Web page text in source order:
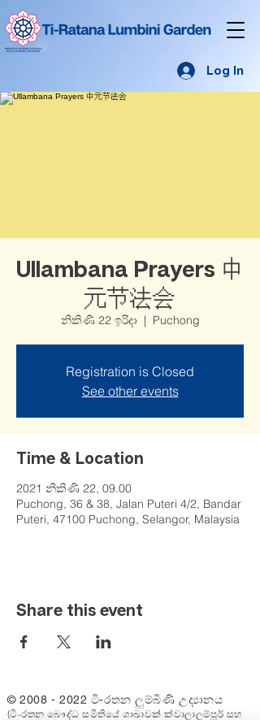
Log In
Ullambana Prayers 中
元节法会
නිකිණි 22 ඉරිදා
  |
Puchong
Registration is Closed
See other events
Time & Location
2021 නිකිණි 22, 09.00
Puchong, 36 & 38, Jalan Puteri 4/2, Bandar
Puteri, 47100 Puchong, Selangor, Malaysia
Share this event
©2008 - 2022 ටි-රතන ලුම්බිණි උද්‍යානය
(ටි-රතන බෞද්ධ සමිතියේ ශාඛාවක් ක්වාලාලම්පූර් සහ